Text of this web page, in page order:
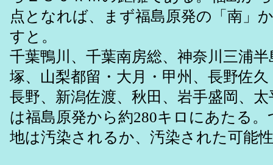
点となれば、まず福島原発の「南」
すと。
千葉鴨川、千葉南房総、神奈川三浦
塚、山梨都留・大月・甲州、長野佐
長野、新潟佐渡、秋田、岩手盛岡、
は福島原発から約280キロにあたる
地は汚染されるか、汚染された可能